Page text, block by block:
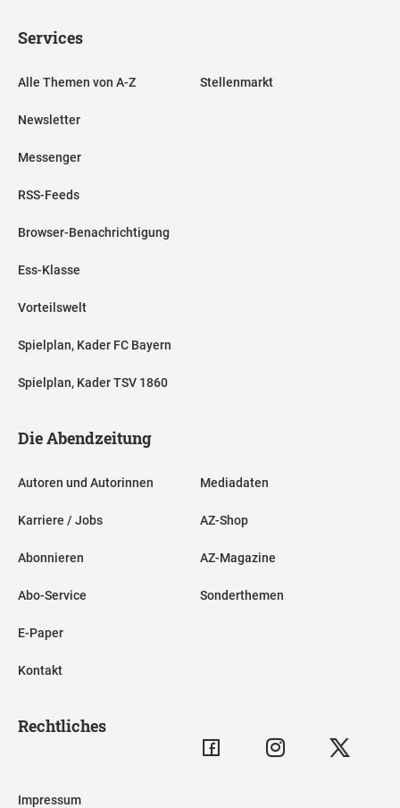
Services
Alle Themen von A-Z
Newsletter
Messenger
RSS-Feeds
Browser-Benachrichtigung
Ess-Klasse
Vorteilswelt
Spielplan, Kader FC Bayern
Spielplan, Kader TSV 1860
Stellenmarkt
Die Abendzeitung
Autoren und Autorinnen
Karriere / Jobs
Abonnieren
Abo-Service
E-Paper
Kontakt
Mediadaten
AZ-Shop
AZ-Magazine
Sonderthemen
Rechtliches
Impressum